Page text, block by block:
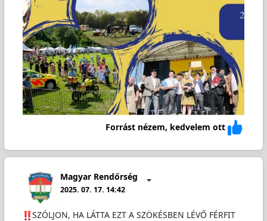
Forrást nézem, kedvelem ott
Magyar Rendőrség
2025. 07. 17. 14:42
️SZÓLJON, HA LÁTTA EZT A SZÖKÉSBEN LÉVŐ FÉRFIT